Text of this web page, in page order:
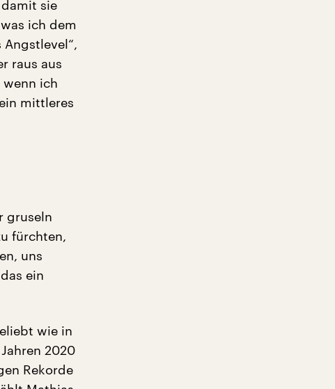
sie
ich dem
raus aus
ich
mittleres
gruseln
fürchten,
uns
ein
wie in
2020
Rekorde